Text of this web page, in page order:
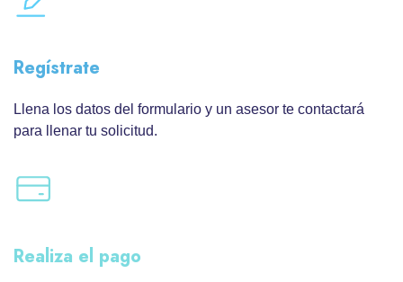
Regístrate
Llena los datos del formulario y un asesor te contactará
para llenar tu solicitud.
Realiza el pago